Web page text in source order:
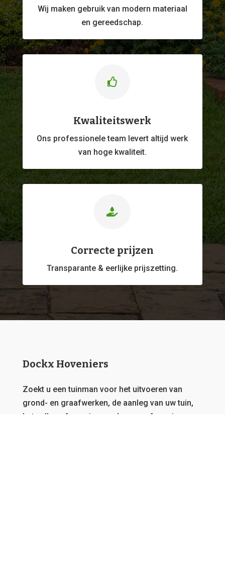
Wij maken gebruik van modern materiaal
en gereedschap.

Kwaliteitswerk
Ons professioneleteam levert altijd werk
van hoge kwaliteit.

Correcte prijzen
Transparante & eerlijke prijszetting.
Dockx Hoveniers
Zoekt u een tuinman voor het uitvoeren van
grond- en graafwerken, de aanleg van uw tuin,
het vellen of snoeien van bomen of overig